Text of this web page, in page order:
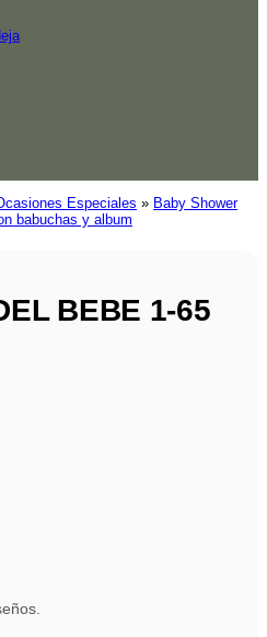
Especiales » Baby Shower
BEBE 1-65